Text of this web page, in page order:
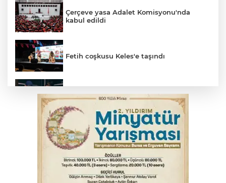
Çerçeve yasa Adalet Komisyonu'nda
kabul edildi
Fetih coşkusu Keles'e taşındı
kişi tutuklandı
İnegöl’de yangın paniği! Apartmana
sıçrayan alevler söndürüldü
Elektrik akımına kapılan işçi hayatını
kaybetti